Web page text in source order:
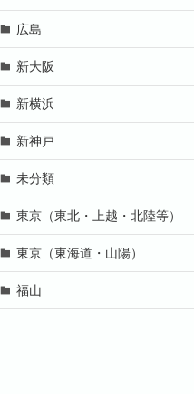
広島
新大阪
新横浜
新神戸
未分類
東京（東北・上越・北陸等）
東京（東海道・山陽）
福山